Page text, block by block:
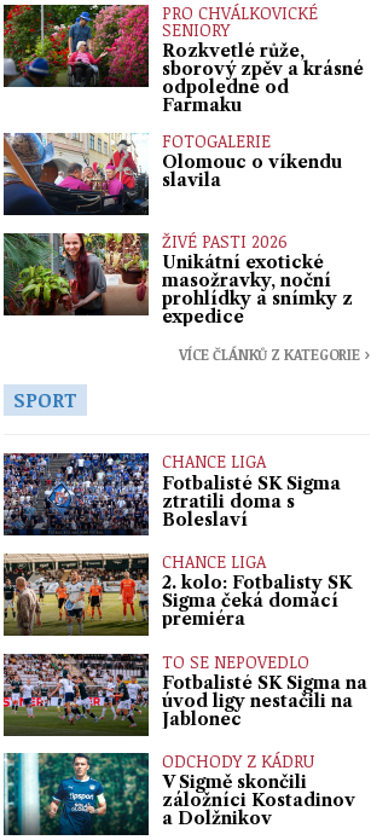
PRO CHVÁLKOVICKÉ
SENIORY
Rozkvetlé růže,
sborový zpěv a krásné
odpoledne od
Farmaku
FOTOGALERIE
Olomouc o víkendu
slavila
ŽIVÉ PASTI 2026
Unikátní exotické
masožravky, noční
prohlídky a snímky z
expedice
VÍCE ČLÁNKŮ Z KATEGORIE ›
SPORT
CHANCE LIGA
Fotbalisté SK Sigma
ztratili doma s
Boleslaví
CHANCE LIGA
2. kolo: Fotbalisty SK
Sigma čeká domácí
premiéra
TO SE NEPOVEDLO
Fotbalisté SK Sigma na
úvod ligy nestačili na
Jablonec
ODCHODY Z KÁDRU
V Sigmě skončili
záložníci Kostadinov
a Dolžnikov